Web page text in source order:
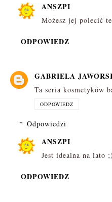
ANSZPI
Możesz jej polecić
ODPOWIEDZ
GABRIELA
Ta seria kosmetyków
ODPOWIEDZ
Odpowiedzi
ANSZPI
Jest idealna na lato ;)
ODPOWIEDZ